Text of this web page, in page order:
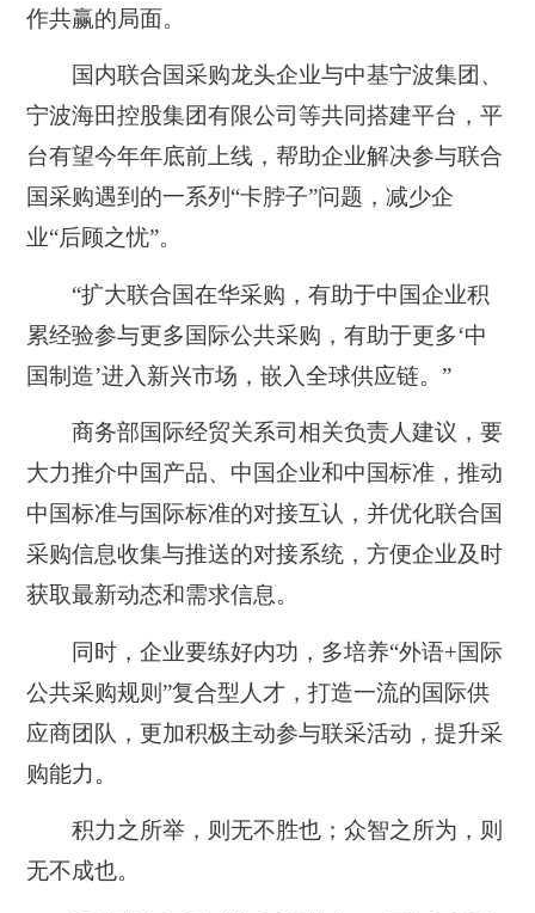
作共赢的局面。
国内联合国采购龙头企业与中基宁波集团、
宁波海田控股集团有限公司等共同搭建平台，平
台有望今年年底前上线，帮助企业解决参与联合
国采购遇到的一系列“卡脖子”问题，减少企
业“后顾之忧”。
“扩大联合国在华采购，有助于中国企业积
累经验参与更多国际公共采购，有助于更多‘中
国制造’进入新兴市场，嵌入全球供应链。”
商务部国际经贸关系司相关负责人建议，要
大力推介中国产品、中国企业和中国标准，推动
中国标准与国际标准的对接互认，并优化联合国
采购信息收集与推送的对接系统，方便企业及时
获取最新动态和需求信息。
同时，企业要练好内功，多培养“外语+国际
公共采购规则”复合型人才，打造一流的国际供
应商团队，更加积极主动参与联采活动，提升采
购能力。
积力之所举，则无不胜也；众智之所为，则
无不成也。